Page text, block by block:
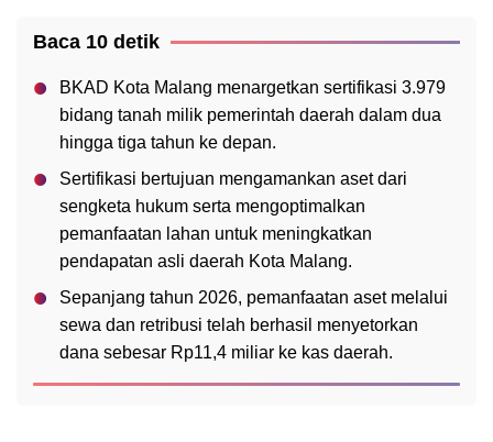
Baca 10 detik
BKAD Kota Malang menargetkan sertifikasi 3.979
bidang tanah milik pemerintah daerah dalam dua
hingga tiga tahun ke depan.
Sertifikasi bertujuan mengamankan aset dari
sengketa hukum serta mengoptimalkan
pemanfaatan lahan untuk meningkatkan
pendapatan asli daerah Kota Malang.
Sepanjang tahun 2026, pemanfaatan aset melalui
sewa dan retribusi telah berhasil menyetorkan
dana sebesar Rp11,4 miliar ke kas daerah.